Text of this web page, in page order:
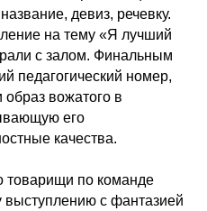
девиз, речевку.
на тему «Я лучший
с залом. Финальным
педагогический номер,
образ вожатого в
его
качества.
товарищи по команде
с фантазией